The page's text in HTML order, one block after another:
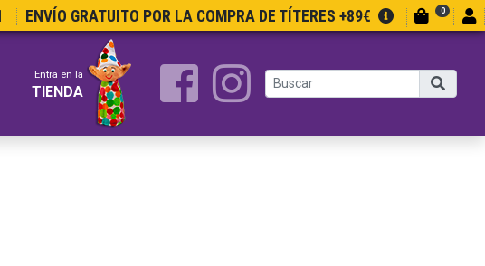
ENVÍO GRATUITO POR LA COMPRA DE TÍTERES +89€ 0
Entra en la
TIENDA